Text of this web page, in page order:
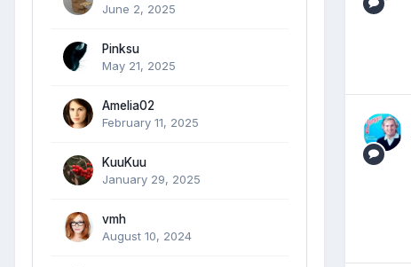
June 2, 2025
Pinksu
May 21, 2025
Amelia02
February 11, 2025
KuuKuu
January 29, 2025
vmh
August 10, 2024